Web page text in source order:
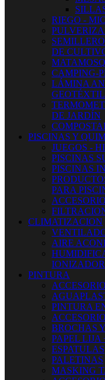
RIEGO -
DE
CAMPING-
LÁMINA
DE JARDÍN
PISCINAS Y
JUEGOS -
PISCINAS
PISCINAS
PARA
CLIMATIZACION
AIRE
IONIZADOR
PINTURA
PINTURA
BROCHAS
PAPEL LIJA
ESPATULAS
PALETINAS
MASKING